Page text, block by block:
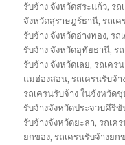
รับจ้าง จังหวัดสระแก้ว,รถ
จังหวัดสุราษฎร์ธานี,รถเ
รับจ้าง จังหวัดอ่างทอง,รถ
รับจ้าง จังหวัดอุทัยธานี,ร
รับจ้าง จังหวัดเลย,รถเคร
แม่ฮ่องสอน,รถเครนรับจ้
รถเครนรับจ้าง ในจังหวัด
รับจ้างจังหวัดประจวบคีรีขั
รับจ้างจังหวัดยะลา,รถเค
ยกของ,รถเครนรับจ้างย